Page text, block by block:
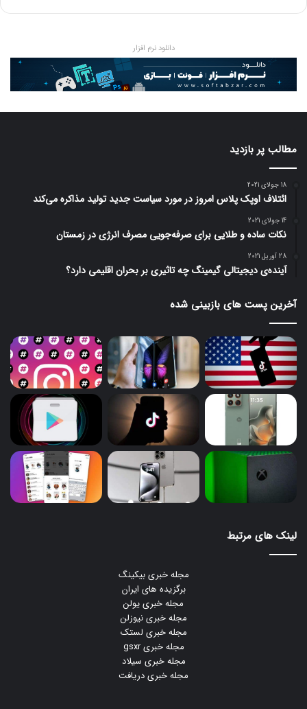
دانلود نرم افزار
مطالب پر بازدید
18 جولای 2021
ائتلاف اوپک پلاس امروز در مورد سیاست جدید تولید مذاکره می‌کند
14 جولای 2021
نکات ساده و طلایی برای صرفه‌جویی مصرف انرژی در زمستان
28 آوریل 2021
آینده‌ی دیجیتالی گیمینگ چه تاثیری بر بحران اقلیمی دارد؟
آخرین پست های بازبینی شده
لینک های مرتبط
مجله خبری بیکینگ
برگزیده های ایران
مجله خبری یولن
مجله خبری نیوزلن
مجله خبری لستک
مجله خبری gsxr
مجله خبری سیلاد
مجله خبری دریافت